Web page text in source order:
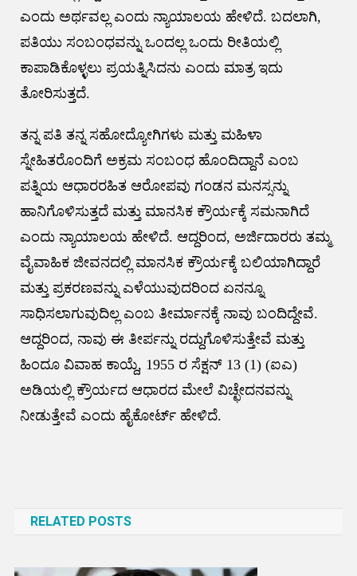
ಎಂದು ಅರ್ಥವಲ್ಲ ಎಂದು ನ್ಯಾಯಾಲಯ ಹೇಳಿದೆ. ಬದಲಾಗಿ,
ಪತಿಯು ಸಂಬಂಧವನ್ನು ಒಂದಲ್ಲ ಒಂದು ರೀತಿಯಲ್ಲಿ
ಕಾಪಾಡಿಕೊಳ್ಳಲು ಪ್ರಯತ್ನಿಸಿದನು ಎಂದು ಮಾತ್ರ ಇದು
ತೋರಿಸುತ್ತದೆ.
ತನ್ನ ಪತಿ ತನ್ನ ಸಹೋದ್ಯೋಗಿಗಳು ಮತ್ತು ಮಹಿಳಾ
ಸ್ನೇಹಿತರೊಂದಿಗೆ ಅಕ್ರಮ ಸಂಬಂಧ ಹೊಂದಿದ್ದಾನೆ ಎಂಬ
ಪತ್ನಿಯ ಆಧಾರರಹಿತ ಆರೋಪವು ಗಂಡನ ಮನಸ್ಸನ್ನು
ಹಾನಿಗೊಳಿಸುತ್ತದೆ ಮತ್ತು ಮಾನಸಿಕ ಕ್ರೌರ್ಯಕ್ಕೆ ಸಮನಾಗಿದೆ
ಎಂದು ನ್ಯಾಯಾಲಯ ಹೇಳಿದೆ. ಆದ್ದರಿಂದ, ಅರ್ಜಿದಾರರು ತಮ್ಮ
ವೈವಾಹಿಕ ಜೀವನದಲ್ಲಿ ಮಾನಸಿಕ ಕ್ರೌರ್ಯಕ್ಕೆ ಬಲಿಯಾಗಿದ್ದಾರೆ
ಮತ್ತು ಪ್ರಕರಣವನ್ನು ಎಳೆಯುವುದರಿಂದ ಏನನ್ನೂ
ಸಾಧಿಸಲಾಗುವುದಿಲ್ಲ ಎಂಬ ತೀರ್ಮಾನಕ್ಕೆ ನಾವು ಬಂದಿದ್ದೇವೆ.
ಆದ್ದರಿಂದ, ನಾವು ಈ ತೀರ್ಪನ್ನು ರದ್ದುಗೊಳಿಸುತ್ತೇವೆ ಮತ್ತು
ಹಿಂದೂ ವಿವಾಹ ಕಾಯ್ದೆ, 1955 ರ ಸೆಕ್ಷನ್ 13 (1) (ಐಎ)
ಅಡಿಯಲ್ಲಿ ಕ್ರೌರ್ಯದ ಆಧಾರದ ಮೇಲೆ ವಿಚ್ಛೇದನವನ್ನು
ನೀಡುತ್ತೇವೆ ಎಂದು ಹೈಕೋರ್ಟ್ ಹೇಳಿದೆ.
RELATED POSTS